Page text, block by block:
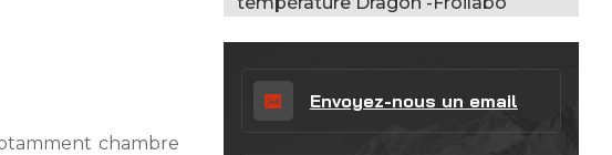
Tiếng Việt
中文
Envoyez-nous un email
chambre